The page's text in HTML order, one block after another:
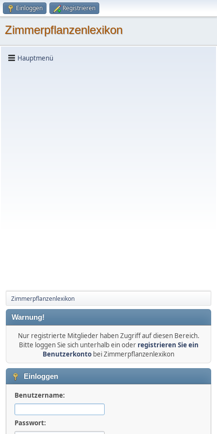
Einloggen Registrieren
Zimmerpflanzenlexikon
Hauptmenü
Zimmerpflanzenlexikon
Warnung!
Nur registrierte Mitglieder haben Zugriff auf diesen Bereich.
Bitte loggen Sie sich unterhalb ein oder registrieren Sie ein
Benutzerkonto bei Zimmerpflanzenlexikon
Einloggen
Benutzername:
Passwort: